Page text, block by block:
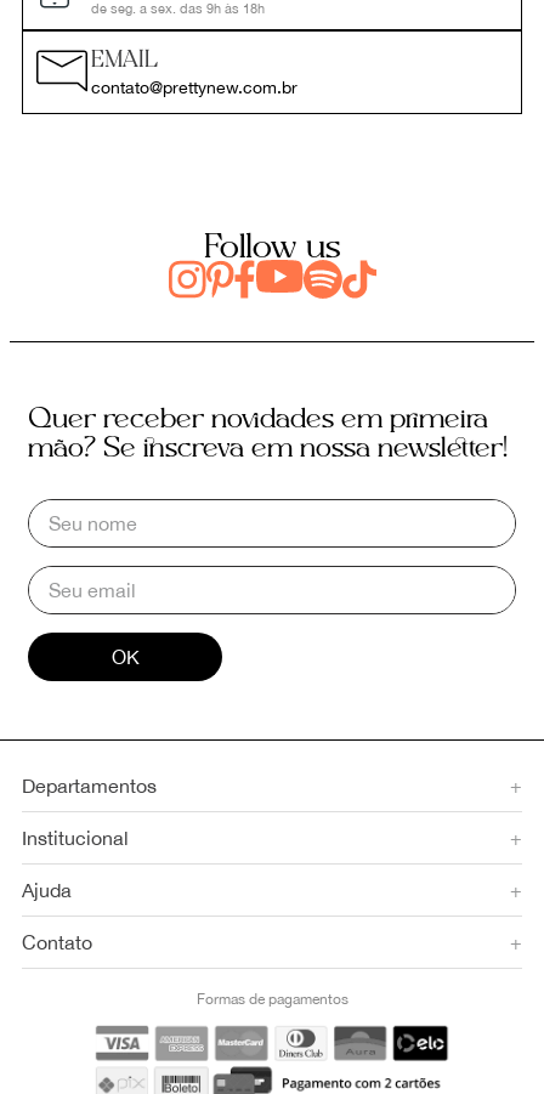
de seg. a sex. das 9h às 18h
EMAIL
contato@prettynew.com.br
Follow us
Quer receber novidades em primeira
mão? Se inscreva em nossa newsletter!
OK
Departamentos +
Institucional +
Ajuda +
Contato +
Formas de pagamentos